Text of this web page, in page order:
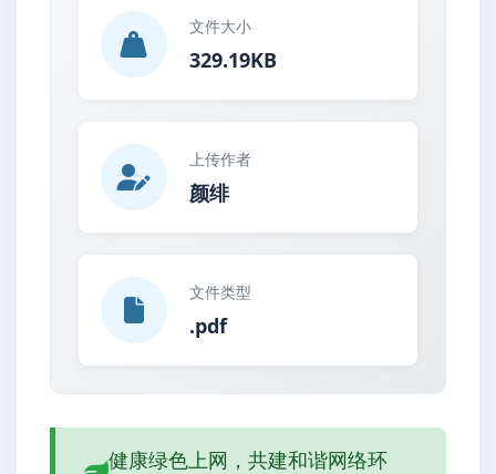
文件大小
329.19KB
上传作者
颜绯
文件类型
.pdf
健康绿色上网，共建和谐网络环